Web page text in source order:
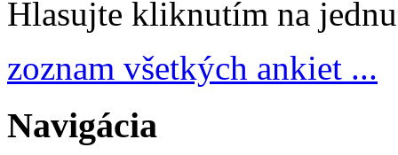
Hlasujte kliknutím na
zoznam všetkých ankiet ...
Navigácia